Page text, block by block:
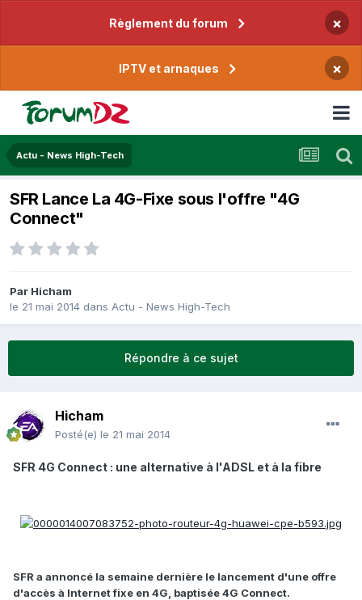
Règlement du forum ×
IPTV et arnaques ×
Actu - News High-Tech
SFR Lance La 4G-Fixe sous l'offre "4G
Connect"
Par Hicham
le 21 mai 2014 dans Actu - News High-Tech
Répondre à ce sujet
Hicham
Posté(e) le 21 mai 2014
SFR 4G Connect : une alternative à l'ADSL et à la fibre
SFR a annoncé la semaine dernière le lancement d'une offre
d'accès à Internet fixe en 4G, baptisée 4G Connect.